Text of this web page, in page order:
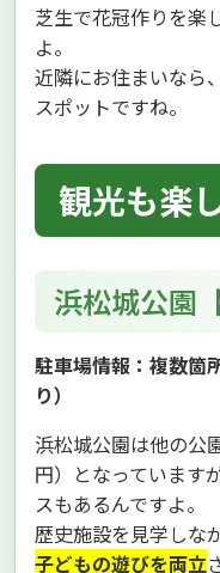
芝生で花冠作りを楽
よ。
近隣にお住まいなら
スポットですね。
観光も楽
浜松城公園
駐車場情報：複数箇
り）
浜松城公園は他の公
円）となっています
スもあるんですよ。
歴史施設を見学しな
子どもの遊びを両立